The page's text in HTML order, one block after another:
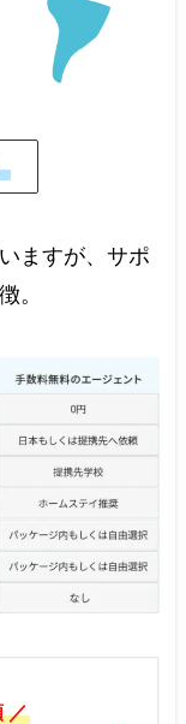
ますが、サポ
。
／